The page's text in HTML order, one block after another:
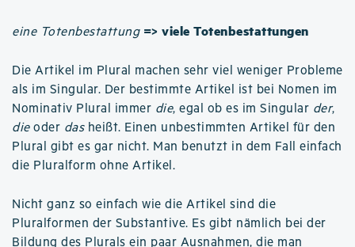
eine Totenbestattung => viele Totenbestattungen
Die Artikel im Plural machen sehr viel weniger Probleme
als im Singular. Der bestimmte Artikel ist bei Nomen im
Nominativ Plural immer die, egal ob es im Singular der,
dieoder dasheißt. Einen unbestimmten Artikel für den
Plural gibt es gar nicht. Man benutzt in dem Fall einfach
die Pluralform ohne Artikel.
Nicht ganz so einfach wie die Artikel sind die
Pluralformen der Substantive. Es gibt nämlich bei der
Bildung des Plurals ein paar Ausnahmen, die man